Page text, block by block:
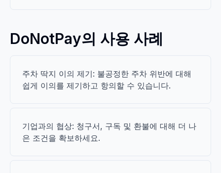
DoNotPay의 사용 사례
주차 딱지 이의 제기: 불공정한 주차 위반에 대해
쉽게 이의를 제기하고 항의할 수 있습니다.
기업과의 협상: 청구서, 구독 및 환불에 대해 더 나
은 조건을 확보하세요.